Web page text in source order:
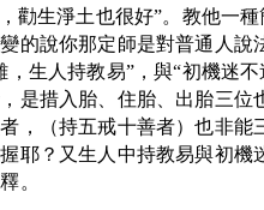
勸生淨土也很好”。教他一
的說你那定師是對普通人說
，生人持教易”，與“初機迷
是措入胎、住胎、出胎三
，（持五戒十善者）也非能
耶？又生人中持教易與初機
。